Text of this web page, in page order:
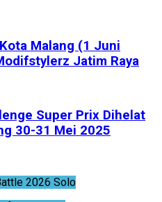
Malang (1 Juni
Jatim Raya
Super Prix Dihelat
30-31 Mei 2025
2026 Solo